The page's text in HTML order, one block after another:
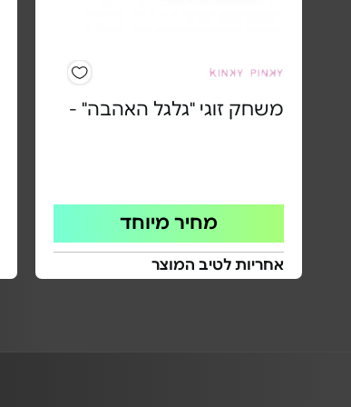
משחק זוגי "גלגל האהבה" -
מחיר מיוחד
אחריות לטיב המוצר